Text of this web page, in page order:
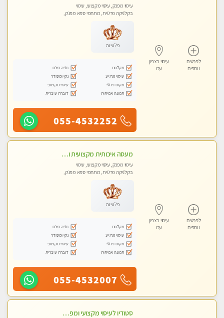
לפרטים
נוספים
עיסוי בצפון
עכו
עיסוי מפנק, עיסוי מקצועי, עיסוי
בקלניקה פרטית, מתחמי ספא מפנק,
פלטינה
מקלחת
חניה חינם
עיסוי מרגיע
נקי ומסודר
מקום פרטי
עיסוי מקצועי
תמונה אמיתית
דוברת עיברית
055-4532252
לפרטים
נוספים
עיסוי בצפון
עכו
מעסה איכותית מקצועית ומפנקת
עיסוי מפנק, עיסוי מקצועי, עיסוי
בקלניקה פרטית, מתחמי ספא מפנק,
פלטינה
מקלחת
חניה חינם
עיסוי מרגיע
נקי ומסודר
מקום פרטי
עיסוי מקצועי
תמונה אמיתית
דוברת עיברית
055-4532007
סטודיו לעיסוי מקצועי ומפנק - מעסה מקצועית אלופה .....